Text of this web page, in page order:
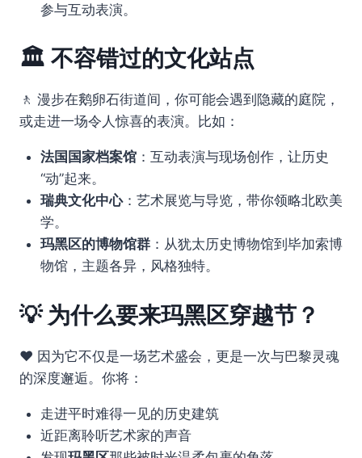
参与互动表演。
🏛️ 不容错过的文化站点
🚶 漫步在鹅卵石街道间，你可能会遇到隐藏的庭院，
或走进一场令人惊喜的表演。比如：
法国国家档案馆：互动表演与现场创作，让历史
“动”起来。
瑞典文化中心：艺术展览与导览，带你领略北欧美
学。
玛黑区的博物馆群：从犹太历史博物馆到毕加索博
物馆，主题各异，风格独特。
💡 为什么要来玛黑区穿越节？
❤️ 因为它不仅是一场艺术盛会，更是一次与巴黎灵魂
的深度邂逅。你将：
走进平时难得一见的历史建筑
近距离聆听艺术家的声音